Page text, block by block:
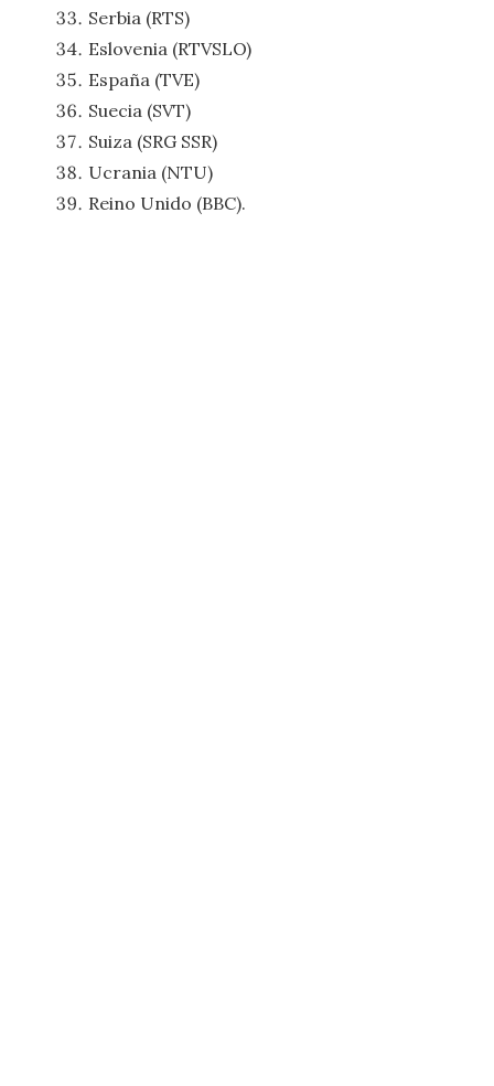
Serbia (RTS)
Eslovenia (RTVSLO)
España (TVE)
Suecia (SVT)
Suiza (SRG SSR)
Ucrania (NTU)
Reino Unido (BBC).